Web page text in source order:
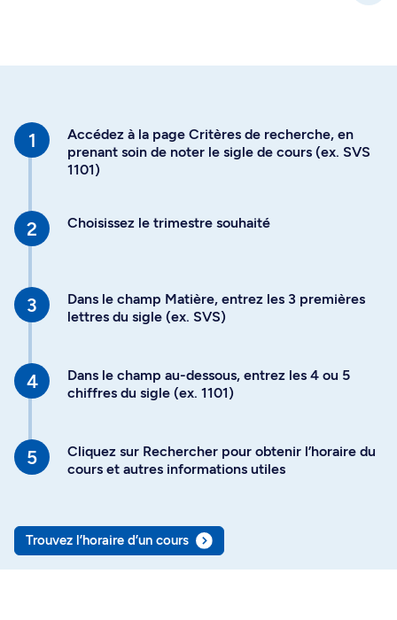
Accédez à la page Critères de recherche, en
prenant soin de noter le sigle de cours (ex. SVS
1101)
Choisissez le trimestre souhaité
Dans le champ Matière, entrez les 3 premières
lettres du sigle (ex. SVS)
Dans le champ au-dessous, entrez les 4 ou 5
chiffres du sigle (ex. 1101)
Cliquez sur Rechercher pour obtenir l’horaire du
cours et autres informations utiles
Trouvez l’horaire d’un cours